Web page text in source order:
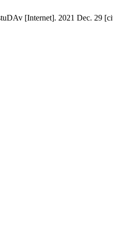
[Internet]. 2021 Dec. 29